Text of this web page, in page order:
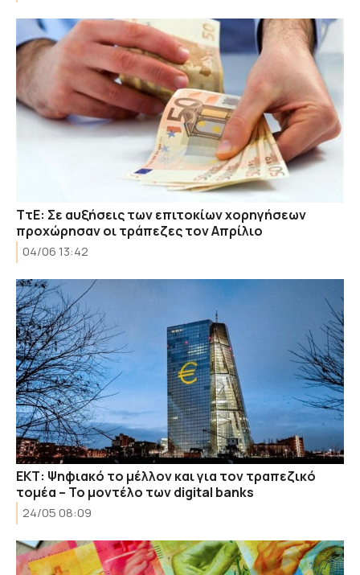
ΤτΕ: Σε αυξήσεις των επιτοκίων χορηγήσεων
προχώρησαν οι τράπεζες τον Απρίλιο
04/06 13:42
ΕΚΤ: Ψηφιακό το μέλλον και για τον τραπεζικό
τομέα – Το μοντέλο των digital banks
24/05 08:09